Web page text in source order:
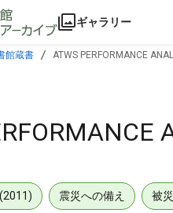
ギャラリー
館蔵書 ATWS PERFORMANCE
震災への備え 被